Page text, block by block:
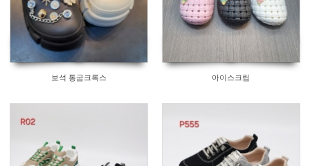
보석 통굽크록스 아이스크림